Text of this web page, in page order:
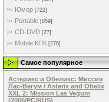
Юмор [722]
Portable [859]
CD-DVD [27]
Mobile КПК [276]
Самое популярное
Астерикс и Обеликс: Миссия
Лас-Вегум / Asterix and Obelix
XXL 2: Mission Las Vegum
(2005/PC/RUS)